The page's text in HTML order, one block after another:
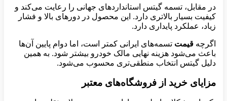
در مقابل، تسمه گیتس استانداردهای جهانی را رعایت می‌کند و
کیفیت بسیار بالاتری دارد. این محصول در دورهای بالا و فشار
زیاد، عملکرد پایداری دارد.
اگرچه قیمت تسمه‌های ایرانی کمتر است، اما دوام پایین آن‌ها
باعث می‌شود هزینه نهایی مالک خودرو بیشتر شود. به همین
دلیل گیتس انتخاب منطقی‌تری محسوب می‌شود.
مزایای خرید از فروشگاه‌های معتبر